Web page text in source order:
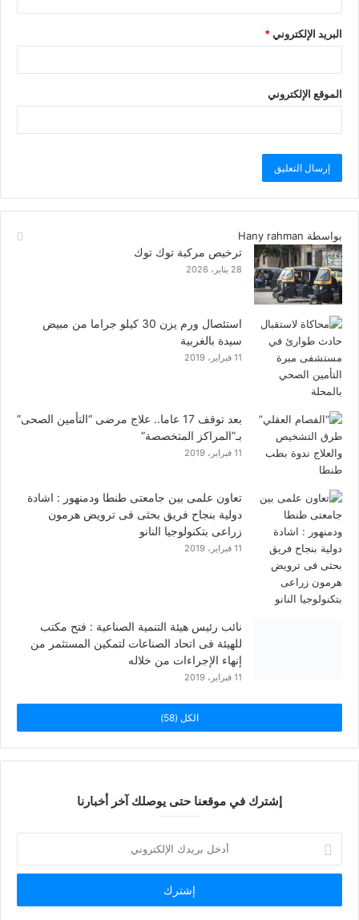
البريد الإلكتروني*
الموقع الإلكتروني
بواسطة Hany rahman
ترخيص مركبة توك توك
28 يناير، 2026
استئصال ورم يزن 30 كيلو جراما من مبيض
سيدة بالغربية
11 فبراير، 2019
بعد توقف 17 عاما.. علاج مرضى “التأمين الصحى”
بـ”المراكز المتخصصة”
11 فبراير، 2019
تعاون علمى بين جامعتى طنطا ودمنهور : اشادة
دولية بنجاح فريق بحثى فى ترويض هرمون
زراعى بتكنولوجيا النانو
11 فبراير، 2019
نائب رئيس هيئة التنمية الصناعية : فتح مكتب
للهيئة فى اتحاد الصناعات لتمكين المستثمر من
إنهاء الإجراءات من خلاله
11 فبراير، 2019
إشترك في موقعنا حتى يوصلك آخر أخبارنا
بريدك